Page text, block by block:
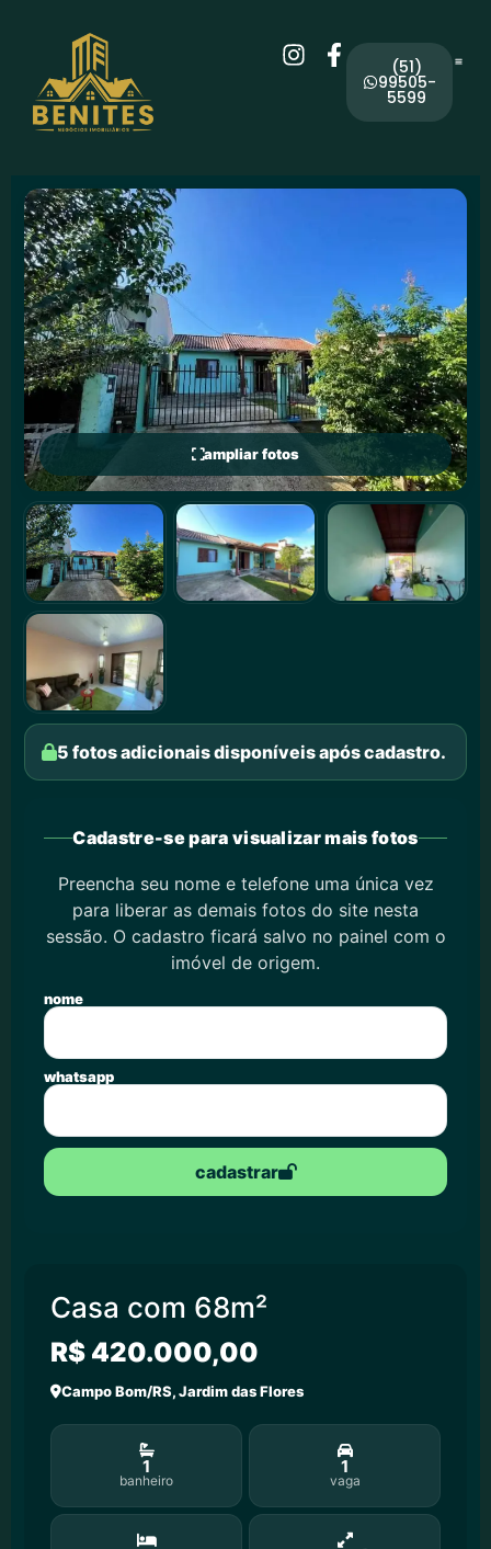
(51)
99505-
5599
ampliar fotos
5 fotos adicionais disponíveis após cadastro.
Cadastre-se para visualizar mais fotos
Preencha seu nome e telefone uma única vez
para liberar as demais fotos do site nesta
sessão. O cadastro ficará salvo no painel com o
imóvel de origem.
nome
whatsapp
cadastrar
Casa com 68m²
R$ 420.000,00
Campo Bom/RS, Jardim das Flores
1
banheiro
1
vaga